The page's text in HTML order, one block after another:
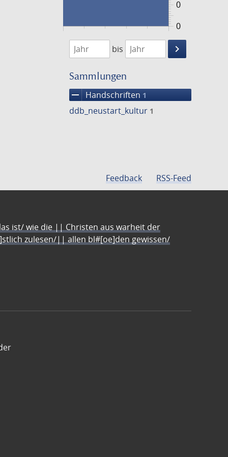
0
0
1474
1475
bis
keyboard_arrow_right
Suche
Sammlungen
remove Handschriften 1
ddb_neustart_kultur 1
Feedback RSS-Feed
ist/ wie die || Christen aus warheit der
zulesen/|| allen bl#[oe]den gewissen/